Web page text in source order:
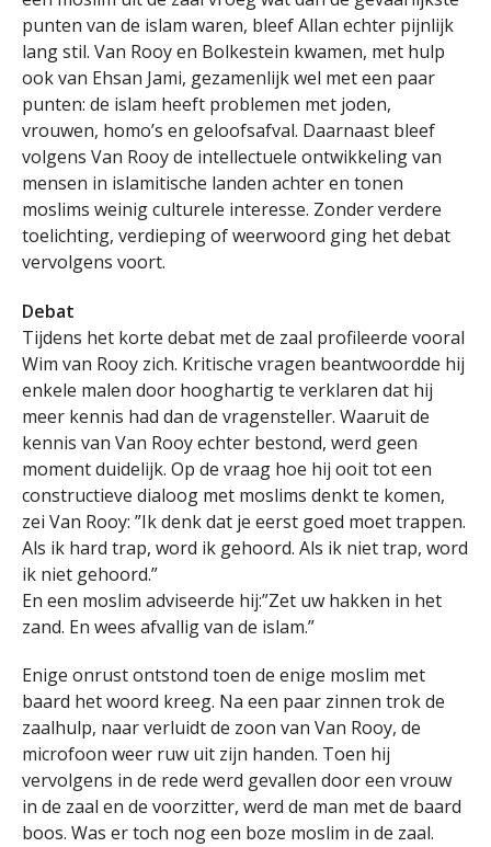
punten van de islam waren, bleef Allan echter pijnlijk
lang stil. Van Rooy en Bolkestein kwamen, met hulp
ook van Ehsan Jami, gezamenlijk wel met een paar
punten: de islam heeft problemen met joden,
vrouwen, homo’s en geloofsafval. Daarnaast bleef
volgens Van Rooy de intellectuele ontwikkeling van
mensen in islamitische landen achter en tonen
moslims weinig culturele interesse. Zonder verdere
toelichting, verdieping of weerwoord ging het debat
vervolgens voort.
Debat
Tijdens het korte debat met de zaal profileerde vooral
Wim van Rooy zich. Kritische vragen beantwoordde hij
enkele malen door hooghartig te verklaren dat hij
meer kennis had dan de vragensteller. Waaruit de
kennis van Van Rooy echter bestond, werd geen
moment duidelijk. Op de vraag hoe hij ooit tot een
constructieve dialoog met moslims denkt te komen,
zei Van Rooy: ”Ik denk dat je eerst goed moet trappen.
Als ik hard trap, word ik gehoord. Als ik niet trap, word
ik niet gehoord.”
En een moslim adviseerde hij:”Zet uw hakken in het
zand. En wees afvallig van de islam.”
Enige onrust ontstond toen de enige moslim met
baard het woord kreeg. Na een paar zinnen trok de
zaalhulp, naar verluidt de zoon van Van Rooy, de
microfoon weer ruw uit zijn handen. Toen hij
vervolgens in de rede werd gevallen door een vrouw
in de zaal en de voorzitter, werd de man met de baard
boos. Was er toch nog een boze moslim in de zaal.